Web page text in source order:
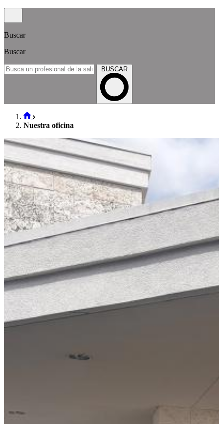
Buscar
Buscar
BUSCAR
Nuestra oficina